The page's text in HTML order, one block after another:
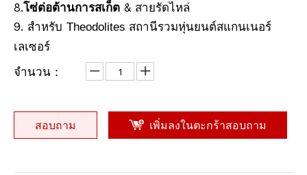
8.โซ่ต่อต้านการสเก็ต & สายรัดไหล่
9. สำหรับ Theodolites สถานีรวมหุ่นยนต์สแกนเนอร์
เลเซอร์
จำนวน：
สอบถาม เพิ่มลงในตะกร้าสอบถาม